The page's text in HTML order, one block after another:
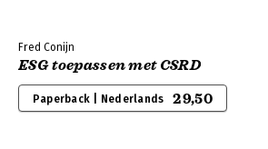
Fred Conijn
ESG toepassen met CSRD
Paperback | Nederlands 29,50